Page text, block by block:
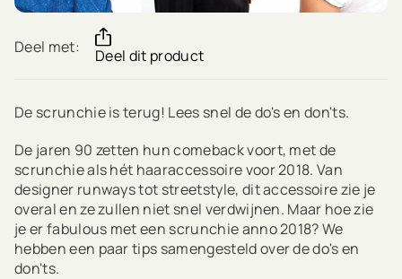
Deel met: Deel dit product
De scrunchie is terug! Lees snel de do's en don'ts.
De jaren 90 zetten hun comeback voort, met de
scrunchie als hét haaraccessoire voor 2018. Van
designer runways tot streetstyle, dit accessoire zie je
overal en ze zullen niet snel verdwijnen. Maar hoe zie
je er fabulous met een scrunchie anno 2018? We
hebben een paar tips samengesteld over de do's en
don'ts.